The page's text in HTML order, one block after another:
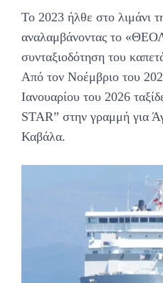
Το 2023 ήλθε στο λιμάνι
αναλαμβάνοντας το
συνταξιοδότηση του
Από τον Νοέμβριο του
Ιανουαρίου του 2026
STAR” στην γραμμή για
Καβάλα.